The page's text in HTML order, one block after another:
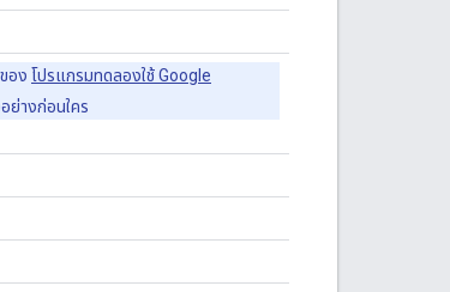
อง โปรแกรมทดลองใช้ Google
ย่างก่อนใคร